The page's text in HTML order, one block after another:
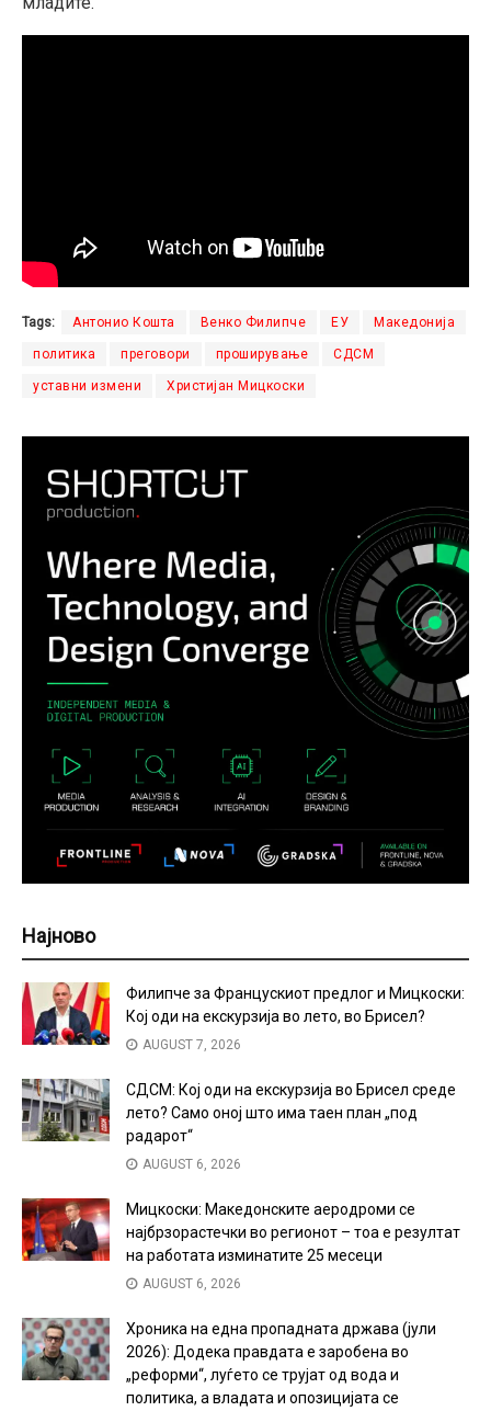
Tags: Антонио Кошта Венко Филипче ЕУ Македонија
политика преговори проширување СДСМ
уставни измени Христијан Мицкоски
Најново
Филипче за Францускиот предлог и Мицкоски:
Кој оди на екскурзија во лето, во Брисел?
AUGUST 7, 2026
СДСМ: Кој оди на екскурзија во Брисел среде
лето? Само оној што има таен план „под
радарот“
AUGUST 6, 2026
Мицкоски: Македонските аеродроми се
најбрзорастечки во регионот – тоа е резултат
на работата изминатите 25 месеци
AUGUST 6, 2026
Хроника на една пропадната држава (јули
2026): Додека правдата е заробена во
„реформи“, луѓето се трујат од вода и
политика, а владата и опозицијата се